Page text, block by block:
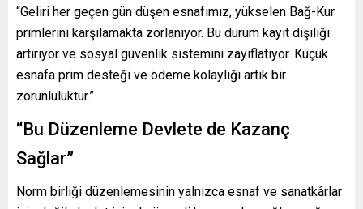
“Geliri her geçen gün düşen esnafımız, yükselen Bağ-Kur
primlerini karşılamakta zorlanıyor. Bu durum kayıt dışılığı
artırıyor ve sosyal güvenlik sistemini zayıflatıyor. Küçük
esnafa prim desteği ve ödeme kolaylığı artık bir
zorunluluktur.”
“Bu Düzenleme Devlete de Kazanç
Sağlar”
Norm birliği düzenlemesinin yalnızca esnaf ve sanatkârlar